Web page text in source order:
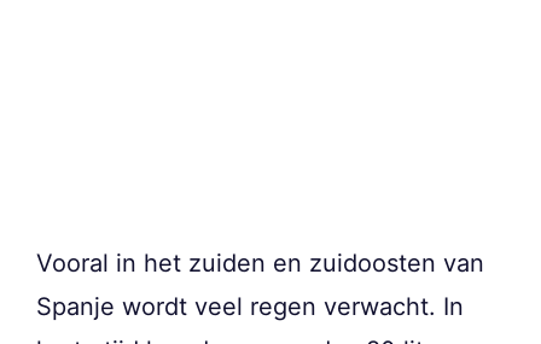
Vooral in het zuiden en zuidoosten van
Spanje wordt veel regen verwacht. In